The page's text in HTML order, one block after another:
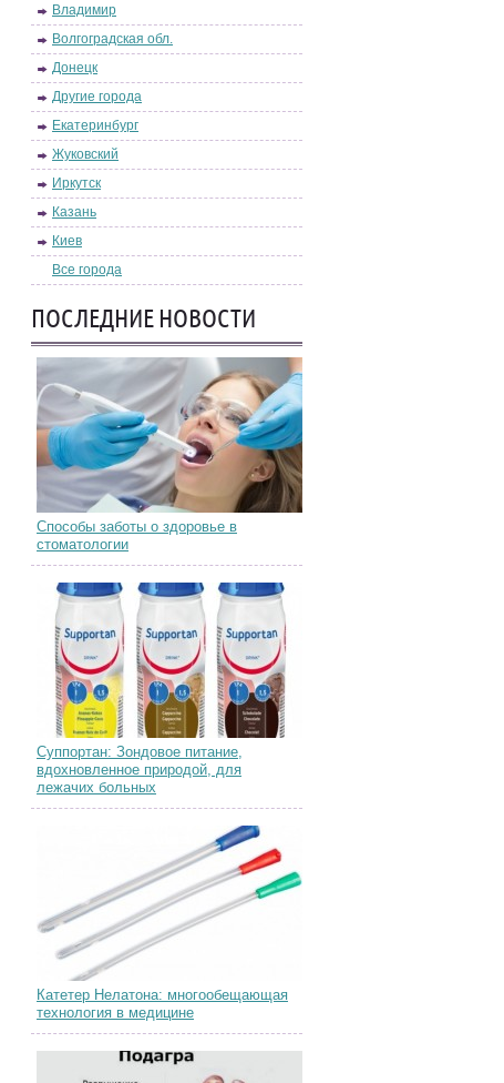
Владимир
Волгоградская обл.
Донецк
Другие города
Екатеринбург
Жуковский
Иркутск
Казань
Киев
Все города
ПОСЛЕДНИЕ НОВОСТИ
Способы заботы о здоровье в
стоматологии
Суппортан: Зондовое питание,
вдохновленное природой, для
лежачих больных
Катетер Нелатона: многообещающая
технология в медицине